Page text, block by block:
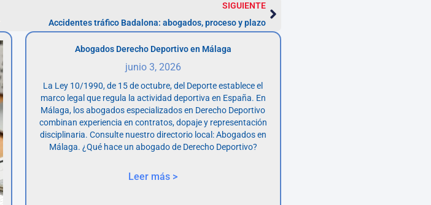
SIGUIENTE
Accidentes tráfico Badalona: abogados, proceso y plazo
Abogados Derecho Deportivo en Málaga
junio 3, 2026
La Ley 10/1990, de 15 de octubre, del Deporte establece el
marco legal que regula la actividad deportiva en España. En
Málaga, los abogados especializados en Derecho Deportivo
combinan experiencia en contratos, dopaje y representación
disciplinaria. Consulte nuestro directorio local: Abogados en
Málaga. ¿Qué hace un abogado de Derecho Deportivo?
Leer más >